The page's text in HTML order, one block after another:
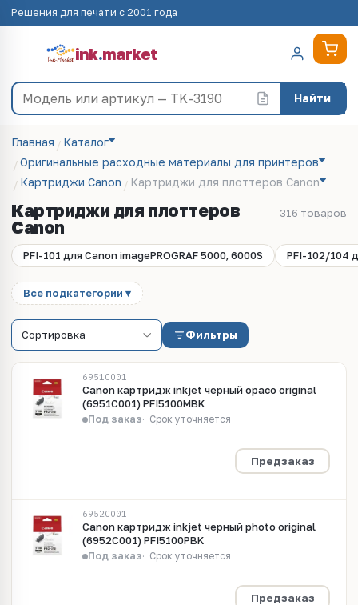
Решения для печати с 2001 года
ink.market
Найти
Главная
Каталог
Оригинальные расходные материалы для принтеров
Картриджи Canon
Картриджи для плоттеров Canon
Картриджи для плоттеров
Canon
316 товаров
PFI-101 для Canon imagePROGRAF 5000, 6000S PFI-102/104
Все подкатегории ▾
Фильтры
6951C001
Canon картридж inkjet черный opaco original
(6951C001) PFI5100MBK
Под заказ Срок уточняется
Предзаказ
6952C001
Canon картридж inkjet черный photo original
(6952C001) PFI5100PBK
Под заказ Срок уточняется
Предзаказ